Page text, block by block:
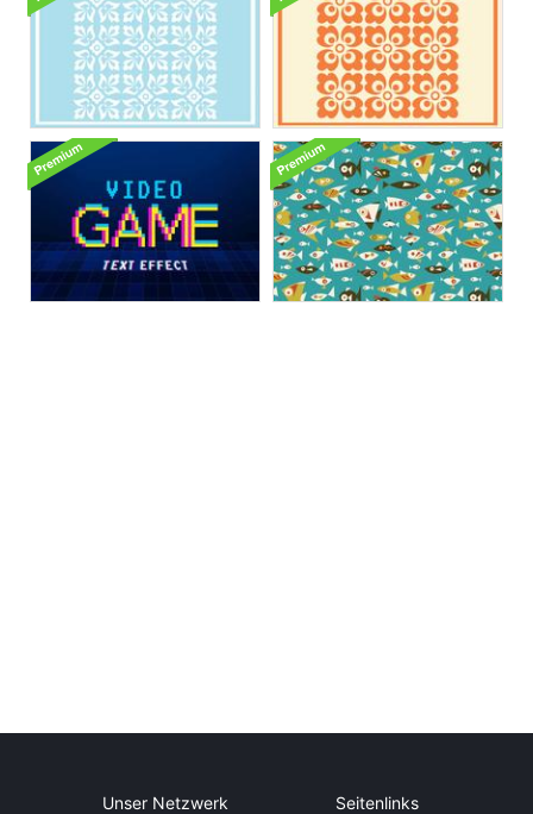
Unser Netzwerk Seitenlinks